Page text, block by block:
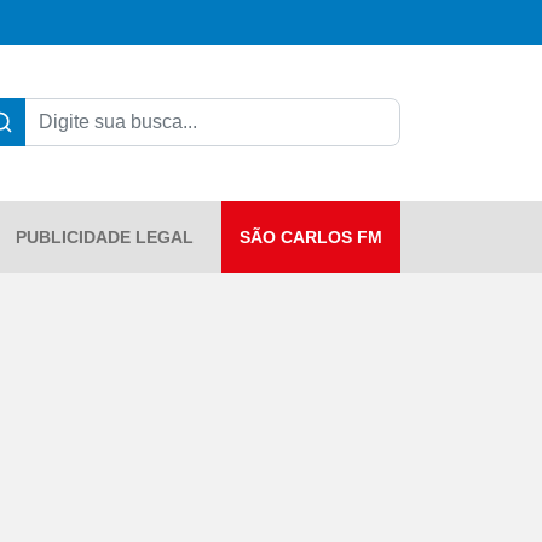
PUBLICIDADE LEGAL SÃO CARLOS FM